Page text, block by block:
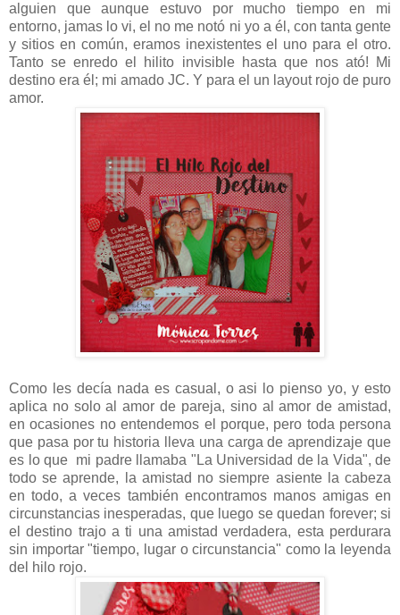
alguien que aunque estuvo por mucho tiempo en mi
entorno, jamas lo vi, el no me notó ni yo a él, con tanta gente
y sitios en común, eramos inexistentes el uno para el otro.
Tanto se enredo el hilito invisible hasta que nos ató! Mi
destino era él; mi amado JC. Y para el un layout rojo de puro
amor.
Como les decía nada es casual, o asi lo pienso yo, y esto
aplica no solo al amor de pareja, sino al amor de amistad,
en ocasiones no entendemos el porque, pero toda persona
que pasa por tu historia lleva una carga de aprendizaje que
es lo que mi padre llamaba "La Universidad de la Vida", de
todo se aprende, la amistad no siempre asiente la cabeza
en todo, a veces también encontramos manos amigas en
circunstancias inesperadas, que luego se quedan forever; si
el destino trajo a ti una amistad verdadera, esta perdurara
sin importar "tiempo, lugar o circunstancia" como la leyenda
del hilo rojo.